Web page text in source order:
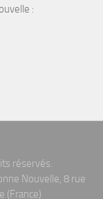
:
réservés.
Nouvelle, 8 rue
(France)